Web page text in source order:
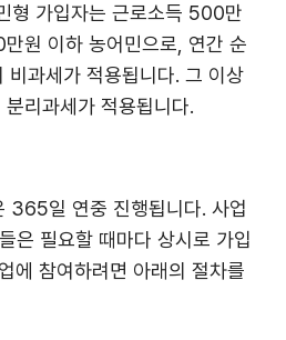
형 가입자는 근로소득 500만
원 이하 농어민으로, 연간 순
과세가 적용됩니다. 그 이상
리과세가 적용됩니다.
365일 연중 진행됩니다. 사업
은 필요할 때마다 상시로 가입
에 참여하려면 아래의 절차를